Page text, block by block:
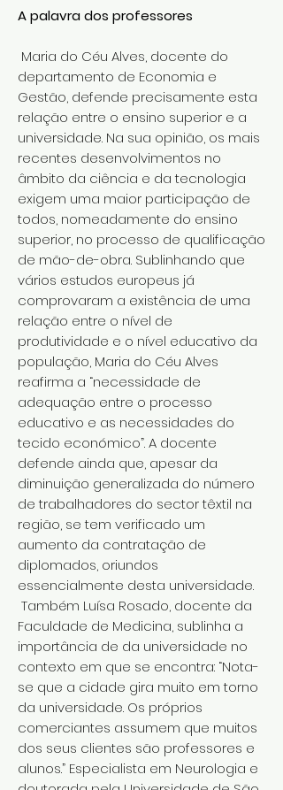
A palavra dos professores
Maria do Céu Alves, docente do
departamento de Economia e
Gestão, defende precisamente esta
relação entre o ensino superior e a
universidade. Na sua opinião, os mais
recentes desenvolvimentos no
âmbito da ciência e da tecnologia
exigem uma maior participação de
todos, nomeadamente do ensino
superior, no processo de qualificação
de mão-de-obra. Sublinhando que
vários estudos europeus já
comprovaram a existência de uma
relação entre o nível de
produtividade e o nível educativo da
população, Maria do Céu Alves
reafirma a “necessidade de
adequação entre o processo
educativo e as necessidades do
tecido económico”. A docente
defende ainda que, apesar da
diminuição generalizada do número
de trabalhadores do sector têxtil na
região, se tem verificado um
aumento da contratação de
diplomados, oriundos
essencialmente desta universidade.
Também Luísa Rosado, docente da
Faculdade de Medicina, sublinha a
importância de da universidade no
contexto em que se encontra: “Nota-
se que a cidade gira muito em torno
da universidade. Os próprios
comerciantes assumem que muitos
dos seus clientes são professores e
alunos.” Especialista em Neurologia e